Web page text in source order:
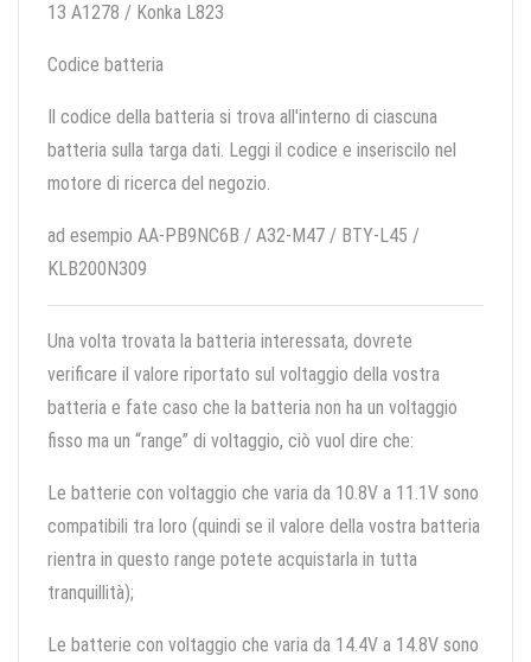
13 A1278 / Konka L823
Codice batteria
Il codice della batteria si trova all'interno di ciascuna
batteria sulla targa dati. Leggi il codice e inseriscilo nel
motore di ricerca del negozio.
ad esempio AA-PB9NC6B / A32-M47 / BTY-L45 /
KLB200N309
Una volta trovata la batteria interessata, dovrete
verificare il valore riportato sul voltaggio della vostra
batteria e fate caso che la batteria non ha un voltaggio
fisso ma un “range” di voltaggio, ciò vuol dire che:
Le batterie con voltaggio che varia da 10.8V a 11.1V sono
compatibili tra loro (quindi se il valore della vostra batteria
rientra in questo range potete acquistarla in tutta
tranquillità);
Le batterie con voltaggio che varia da 14.4V a 14.8V sono